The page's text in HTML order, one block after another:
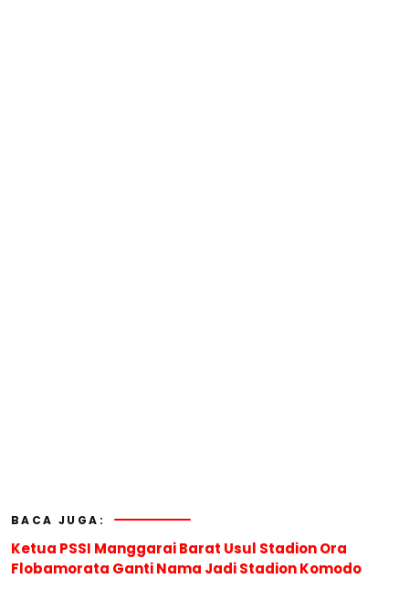
BACA JUGA:
Ketua PSSI Manggarai Barat Usul Stadion Ora
Flobamorata Ganti Nama Jadi Stadion Komodo